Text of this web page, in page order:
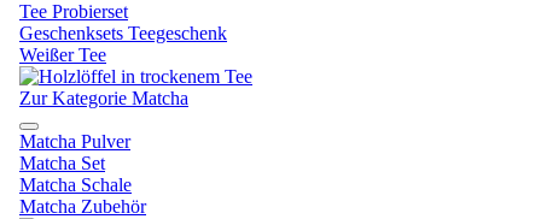
Tee Probierset
Geschenksets Teegeschenk
Weißer Tee
Zur Kategorie Matcha
Matcha Pulver
Matcha Set
Matcha Schale
Matcha Zubehör